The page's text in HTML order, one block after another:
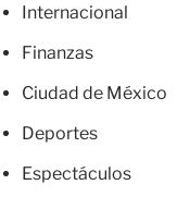
Internacional
Finanzas
Ciudad de México
Deportes
Espectáculos